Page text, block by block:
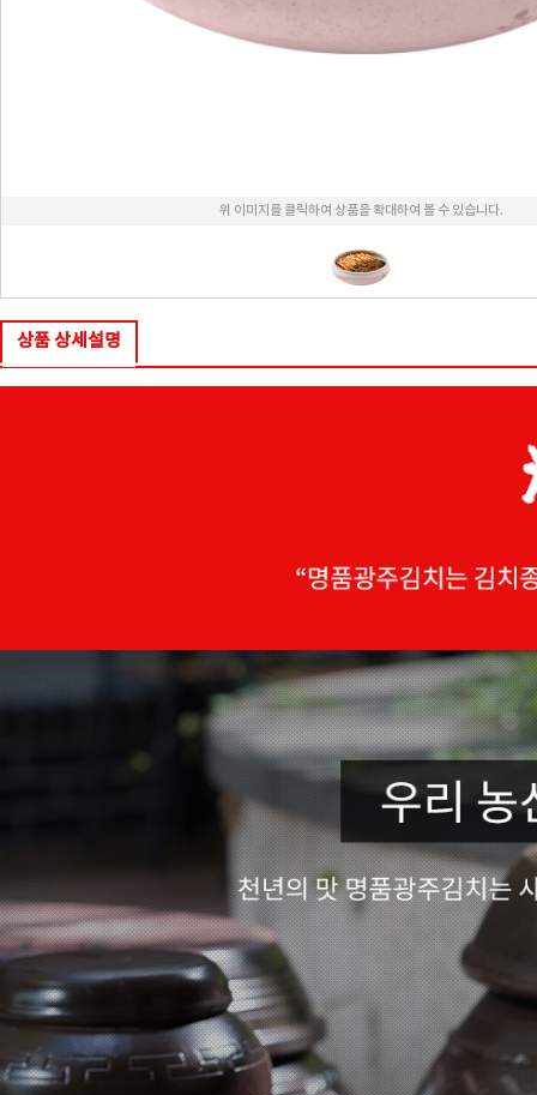
위 이미지를 클릭하여 상품을 확대하여 볼 수 있습니다.
상품 상세설명